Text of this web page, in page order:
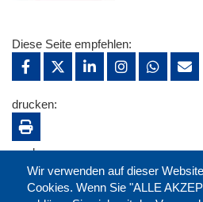
Wir verwenden auf dieser
Cookies. Wenn Sie "ALLE
Diese Seite empfehlen:
drucken:
merken: